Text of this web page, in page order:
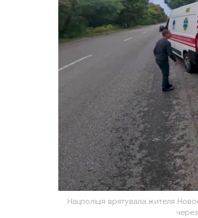
Нацполіція врятувала жителя